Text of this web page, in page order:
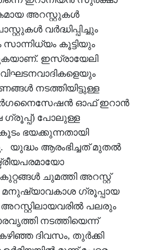
അറസ്റ്റുകൾ
വർദ്ധിപ്പിച്ചും
കൂട്ടിയും
ഇസ്രായേലി
നടത്തിയിട്ടുള്ള
ഓർഗനൈസേഷൻ ഓഫ് ഇറാൻ
ഗ്രൂപ്പ്) പോലുള്ള
ഭയക്കുന്നതായി
ആരംഭിച്ചത് മുതൽ
ചുമത്തി അറസ്റ്റ്
മനുഷ്യാവകാശ ഗ്രൂപ്പായ
അറസ്റ്റിലായവരിൽ പലരും
നടത്തിയെന്ന്
ദിവസം, തുർക്കി